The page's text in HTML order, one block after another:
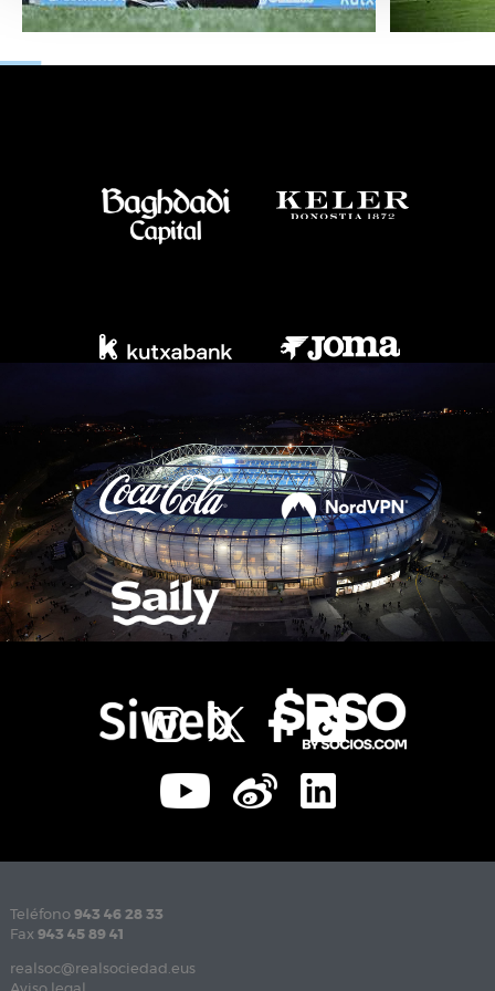
Teléfono 943 46 28 33
Fax 943 45 89 41
realsoc@realsociedad.eus